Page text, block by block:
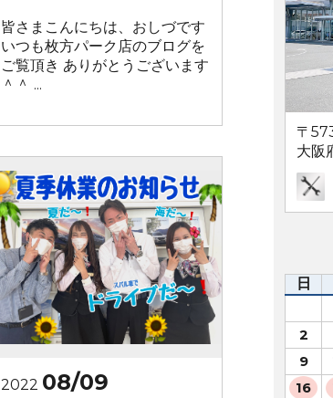
皆さまこんにちは、おしづです
いつも枚方パーク店のブログを
ご覧頂き ありがとうございます
＾＾ ...
2022 08/09
〒
大阪
日
2
9
16